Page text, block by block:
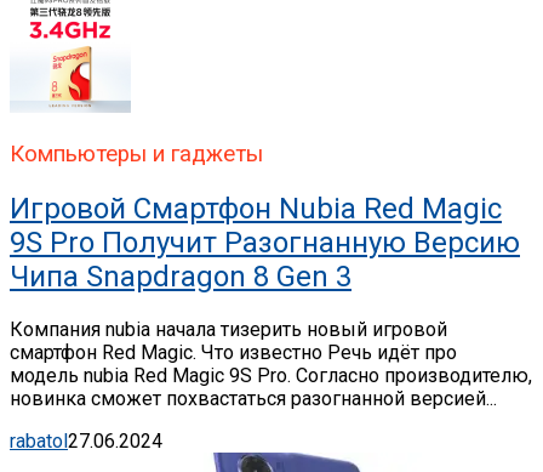
Компьютеры и гаджеты
Игровой Смартфон Nubia Red Magic
9S Pro Получит Разогнанную Версию
Чипа Snapdragon 8 Gen 3
Компания nubia начала тизерить новый игровой
смартфон Red Magic. Что известно Речь идёт про
модель nubia Red Magic 9S Pro. Согласно производителю,
новинка сможет похвастаться разогнанной версией...
rabatol27.06.2024